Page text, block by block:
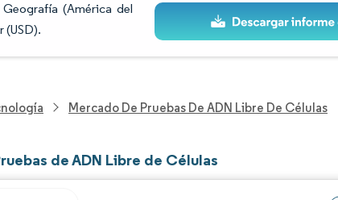
(América del
(USD).
Mercado De Pruebas De ADN Libre De Células
de ADN Libre de Células